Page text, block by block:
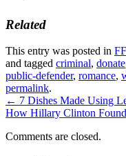
Related
This entry was posted in FF
and tagged criminal, donate
public-defender, romance,
permalink.
← 7 Dishes Made Using
How Hillary Clinton
Comments are closed.